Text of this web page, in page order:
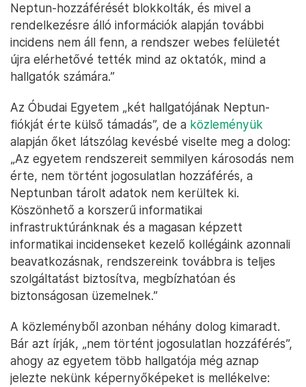
Neptun-hozzáférését blokkolták, és mivel a
rendelkezésre álló információk alapján további
incidens nem áll fenn, a rendszer webes felületét
újra elérhetővé tették mind az oktatók, mind a
hallgatók számára.”
Az Óbudai Egyetem „két hallgatójának Neptun-
fiókját érte külső támadás”, de a közleményük
alapján őket látszólag kevésbé viselte meg a dolog:
„Az egyetem rendszereit semmilyen károsodás nem
érte, nem történt jogosulatlan hozzáférés, a
Neptunban tárolt adatok nem kerültek ki.
Köszönhető a korszerű informatikai
infrastruktúránknak és a magasan képzett
informatikai incidenseket kezelő kollégáink azonnali
beavatkozásnak, rendszereink továbbra is teljes
szolgáltatást biztosítva, megbízhatóan és
biztonságosan üzemelnek.”
A közleményből azonban néhány dolog kimaradt.
Bár azt írják, „nem történt jogosulatlan hozzáférés”,
ahogy az egyetem több hallgatója még aznap
jelezte nekünk képernyőképeket is mellékelve: